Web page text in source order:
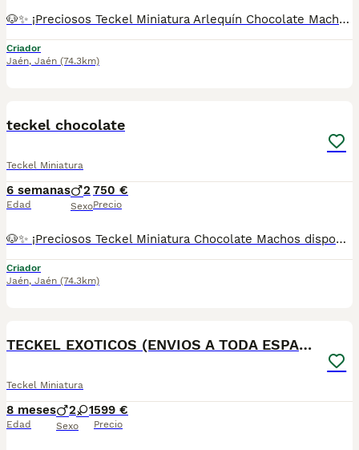
🐶✨ ¡Preciosos Teckel Miniatura Arlequín Chocolate Machos disponibles! ✨🐶 Buscan una familia responsable y cariñosa. Son cachorros de Teckel Miniatura Arlequín Chocolate, criados con todas las garantías. ✔ Se entregan con: * Vacunas correspondientes a su edad. * Desparasitaciones al día. * Cartilla veterinaria. * Contrato de garantía. * Procedentes de centro canino autorizado con núcleo zoológico en Jaén. 📍 Centro canino en Jaén. 📞 Más información y reservas: 678 16 74 99. ¡No dejes pasar la oportunidad de llevarte a casa un compañero único y lleno de amor! 🤎🐾
Criador
Jaén, Jaén (74.3km)
teckel chocolate
Teckel Miniatura
6 semanas
Edad
2
Sexo
750 €
Precio
🐶✨ ¡Preciosos Teckel Miniatura Chocolate Machos disponibles! ✨🐶 Buscan una familia responsable y cariñosa. Son cachorros de Teckel Miniatura de color chocolate, criados con todas las garantías. ✔ Se entregan con: * Vacunas correspondientes a su edad. * Desparasitaciones al día. * Cartilla veterinaria. * Contrato de garantía. * Procedentes de centro canino autorizado con núcleo zoológico en Jaén. 📍 Centro canino en Jaén. 📞 Más información y reservas: 678 16 74 99. ¡No dejes pasar la oportunidad de llevarte a casa un compañero único y lleno de amor! ❤️🐾
Criador
Jaén, Jaén (74.3km)
TECKEL EXOTICOS (ENVIOS A TODA ESPAÑA)
Teckel Miniatura
8 meses
Edad
2 1
Sexo
599 €
Precio